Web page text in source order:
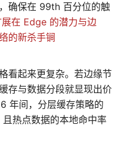
确保在 99th 百分位的触
在 Edge 的潜力与边
的新杀手锏
看起来更复杂。若边缘节
存与数据分段就显现出价
年间，分层缓存策略的
热点数据的本地命中率